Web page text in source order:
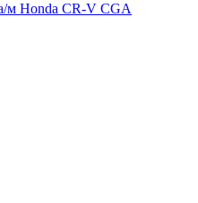
м Honda CR-V CGA